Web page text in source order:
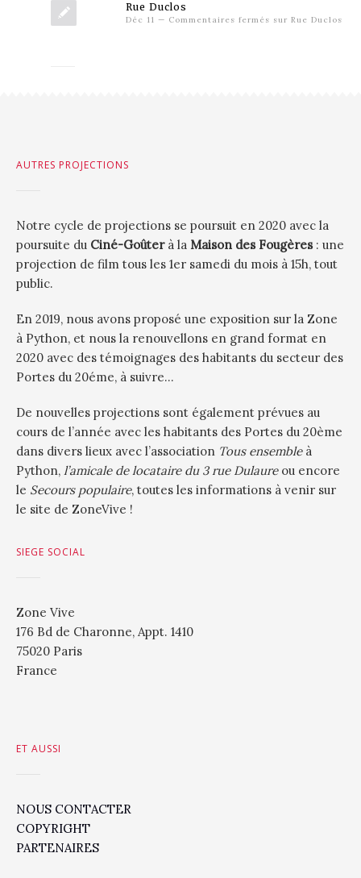
Rue Duclos
Déc 11 — Commentaires fermés sur Rue Duclos
AUTRES PROJECTIONS
Notre cycle de projections se poursuit en 2020 avec la
poursuite du Ciné-Goûterà la Maison des Fougères: une
projection de film tous les 1er samedi du mois à 15h, tout
public.
En 2019, nous avons proposé une exposition sur la Zone
à Python, et nous la renouvellons en grand format en
2020 avec des témoignages des habitants du secteur des
Portes du 20éme, à suivre…
De nouvelles projections sont également prévues au
cours de l’année avec les habitants des Portes du 20ème
dans divers lieux avec l’association Tous ensembleà
Python, l’amicale de locataire du 3 rue Dulaureou encore
le Secours populaire, toutes les informations à venir sur
le site de ZoneVive !
SIEGE SOCIAL
Zone Vive
176 Bd de Charonne, Appt. 1410
75020 Paris
France
ET AUSSI
NOUS CONTACTER
COPYRIGHT
PARTENAIRES